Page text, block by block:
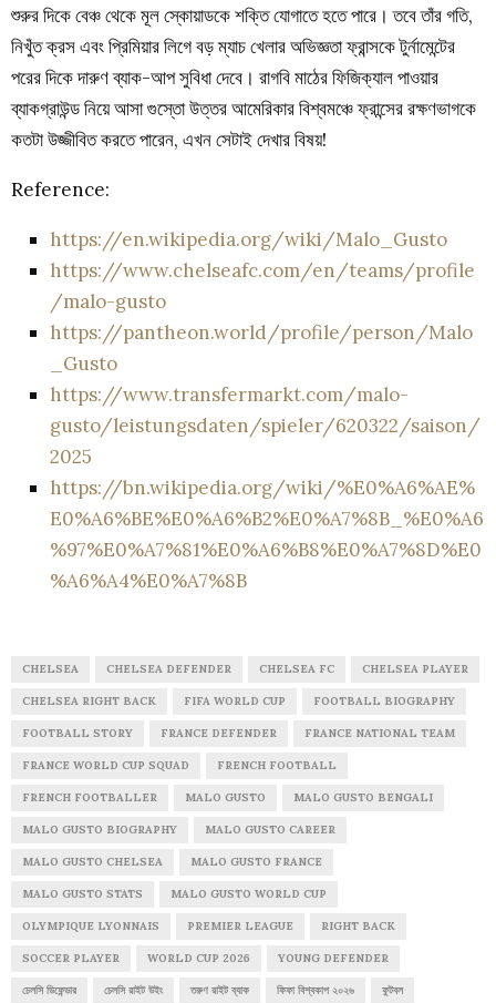
শুরুর দিকে বেঞ্চ থেকে মূল স্কোয়াডকে শক্তি যোগাতে হতে পারে। তবে তাঁর গতি,
নিখুঁত ক্রস এবং প্রিমিয়ার লিগে বড় ম্যাচ খেলার অভিজ্ঞতা ফ্রান্সকে টুর্নামেন্টের
পরের দিকে দারুণ ব্যাক-আপ সুবিধা দেবে। রাগবি মাঠের ফিজিক্যাল পাওয়ার
ব্যাকগ্রাউন্ড নিয়ে আসা গুস্তো উত্তর আমেরিকার বিশ্বমঞ্চে ফ্রান্সের রক্ষণভাগকে
কতটা উজ্জীবিত করতে পারেন, এখন সেটাই দেখার বিষয়!
Reference:
https://en.wikipedia.org/wiki/Malo_Gusto
https://www.chelseafc.com/en/teams/profile
/malo-gusto
https://pantheon.world/profile/person/Malo
_Gusto
https://www.transfermarkt.com/malo-
gusto/leistungsdaten/spieler/620322/saison/
2025
https://bn.wikipedia.org/wiki/%E0%A6%AE%
E0%A6%BE%E0%A6%B2%E0%A7%8B_%E0%A6
%97%E0%A7%81%E0%A6%B8%E0%A7%8D%E0
%A6%A4%E0%A7%8B
CHELSEA CHELSEA DEFENDER CHELSEA FC CHELSEA PLAYER
CHELSEA RIGHT BACK FIFA WORLD CUP FOOTBALL BIOGRAPHY
FOOTBALL STORY FRANCE DEFENDER FRANCE NATIONAL TEAM
FRANCE WORLD CUP SQUAD FRENCH FOOTBALL
FRENCH FOOTBALLER MALO GUSTO MALO GUSTO BENGALI
MALO GUSTO BIOGRAPHY MALO GUSTO CAREER
MALO GUSTO CHELSEA MALO GUSTO FRANCE
MALO GUSTO STATS MALO GUSTO WORLD CUP
OLYMPIQUE LYONNAIS PREMIER LEAGUE RIGHT BACK
SOCCER PLAYER WORLD CUP 2026 YOUNG DEFENDER
চেলসি ডিফেন্ডার চেলসি রাইট উইং তরুণ রাইট ব্যাক ফিফা বিশ্বকাপ ২০২৬ ফুটবল